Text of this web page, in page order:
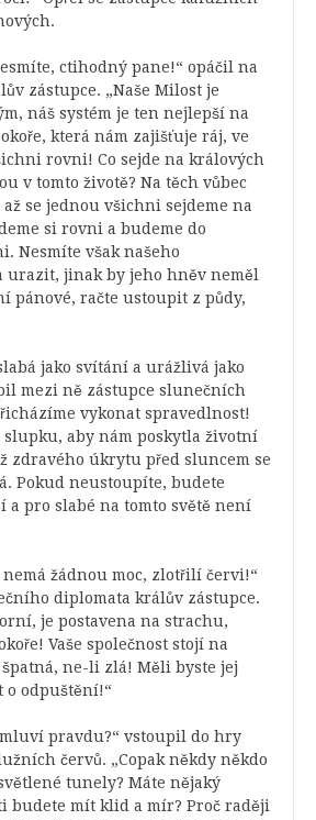
ctihodný pane!“ opáčil na
zástupce. „Naše Milost je
náš systém je ten nejlepší na
která nám zajišťuje ráj, ve
rovni! Co sejde na králových
v tomto životě? Na těch vůbec
se jednou všichni sejdeme na
si rovni a budeme do
Nesmíte však našeho
urazit, jinak by jeho hněv neměl
pánové, račte ustoupit z půdy,
jako svítání a urážlivá jako
mezi ně zástupce slunečních
vykonat spravedlnost!
slupku, aby nám poskytla životní
zdravého úkrytu před sluncem se
Pokud neustoupíte, budete
a pro slabé na tomto světě není
nemá žádnou moc, zlotřilí červi!“
diplomata králův zástupce.
je postavena na strachu,
Vaše společnost stojí na
ne-li zlá! Měli byste jej
o odpuštění!“
pravdu?“ vstoupil do hry
červů. „Copak někdy někdo
tunely? Máte nějaký
budete mít klid a mír? Proč raději